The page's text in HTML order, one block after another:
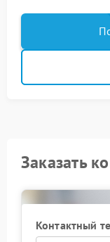
Заказать
Контактный